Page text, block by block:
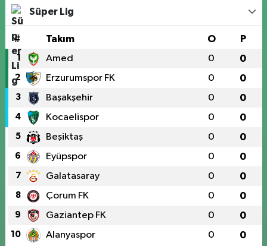
Süper Lig
# Takım O P
1 Amed 0 0
2 Erzurumspor FK 0 0
3 Başakşehir 0 0
4 Kocaelispor 0 0
5 Beşiktaş 0 0
6 Eyüpspor 0 0
7 Galatasaray 0 0
8 Çorum FK 0 0
9 Gaziantep FK 0 0
10 Alanyaspor 0 0